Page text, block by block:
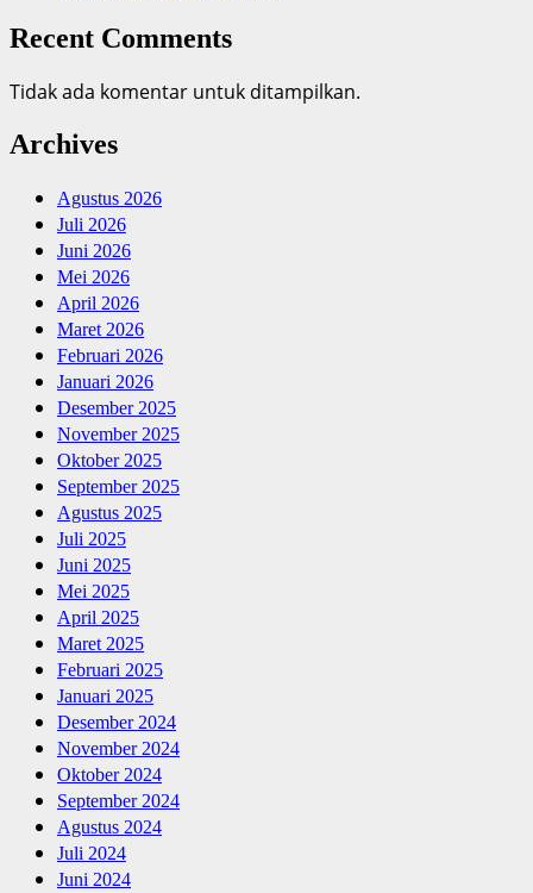
Recent Comments
Tidak ada komentar untuk ditampilkan.
Archives
Agustus 2026
Juli 2026
Juni 2026
Mei 2026
April 2026
Maret 2026
Februari 2026
Januari 2026
Desember 2025
November 2025
Oktober 2025
September 2025
Agustus 2025
Juli 2025
Juni 2025
Mei 2025
April 2025
Maret 2025
Februari 2025
Januari 2025
Desember 2024
November 2024
Oktober 2024
September 2024
Agustus 2024
Juli 2024
Juni 2024